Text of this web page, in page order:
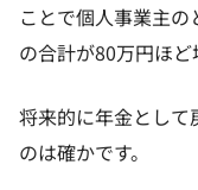
ことで個人事業主
の合計が80万円ほど
将来的に年金として
のは確かです。